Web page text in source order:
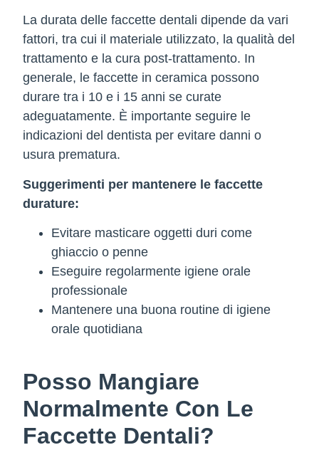
La durata delle faccette dentali dipende da vari
fattori, tra cui il materiale utilizzato, la qualità del
trattamento e la cura post-trattamento. In
generale, le faccette in ceramica possono
durare tra i 10 e i 15 anni se curate
adeguatamente. È importante seguire le
indicazioni del dentista per evitare danni o
usura prematura.
Suggerimenti per mantenere le faccette
durature:
Evitare masticare oggetti duri come
ghiaccio o penne
Eseguire regolarmente igiene orale
professionale
Mantenere una buona routine di igiene
orale quotidiana
Posso Mangiare
Normalmente Con Le
Faccette Dentali?